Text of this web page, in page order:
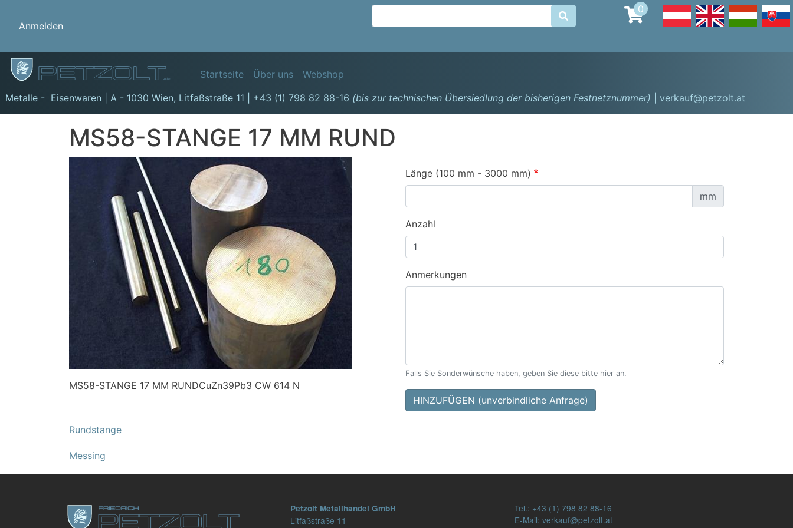
Direkt
Benutzermenü
Anmelden

0
GmbH Hauptnavigation
Startseite Über uns
Webshop
Metalle - Eisenwaren | A - 1030 Wien, Litfaßstraße 11 +43 (1) 798 82 88-16 (bis zur technischen Übersiedlung der bisherigen Festnetznummer) | verkauf@petzolt.at
MS58-STANGE 17 MM RUND
MS58-STANGE 17 MM RUNDCuZn39Pb3 CW 614 N
Länge (100 mm - 3000 mm)
mm
Anzahl
Anmerkungen
Falls Sie Sonderwünsche haben, geben Sie diese bitte hier an.
HINZUFÜGEN (unverbindliche Anfrage)
Rundstange
Messing
Petzolt Metallhandel GmbH
Litfaßstraße 11
Tel.: +43 (1) 798 82 88-16
E-Mail: verkauf@petzolt.at